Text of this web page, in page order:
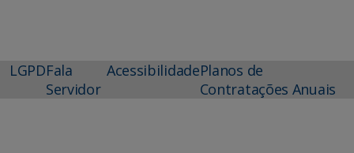
LGPDFala
Servidor
AcessibilidadePlanos de
Contratações Anuais